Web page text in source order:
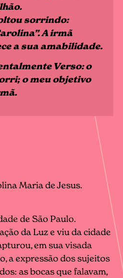
sorrindo:
A irmã
a sua amabilidade.
Verso: o
o meu objetivo
Maria de Jesus.
de São Paulo.
da Luz e viu da cidade
em sua visada
a expressão dos sujeitos
as bocas que falavam,